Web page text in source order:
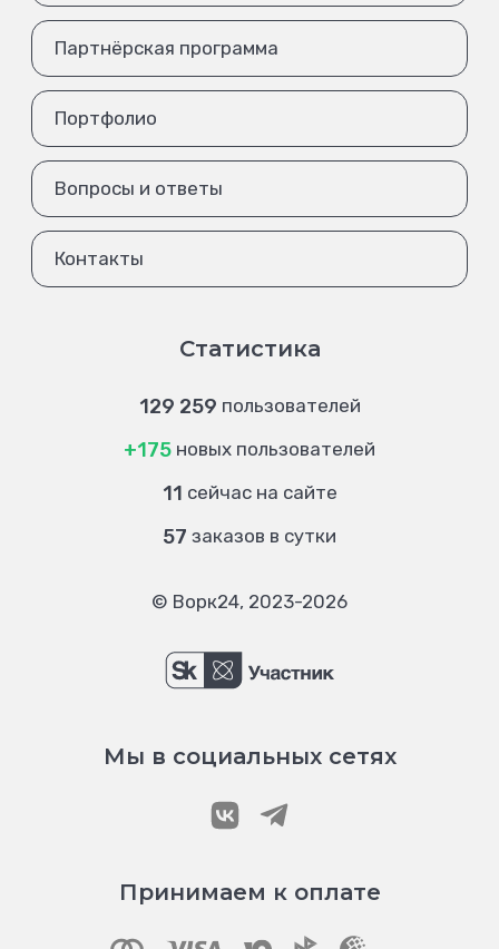
Партнёрская программа
Портфолио
Вопросы и ответы
Контакты
Статистика
129 259 пользователей
+175 новых пользователей
11 сейчас на сайте
57 заказов в сутки
© Ворк24, 2023-2026
Мы в социальных сетях
Принимаем к оплате